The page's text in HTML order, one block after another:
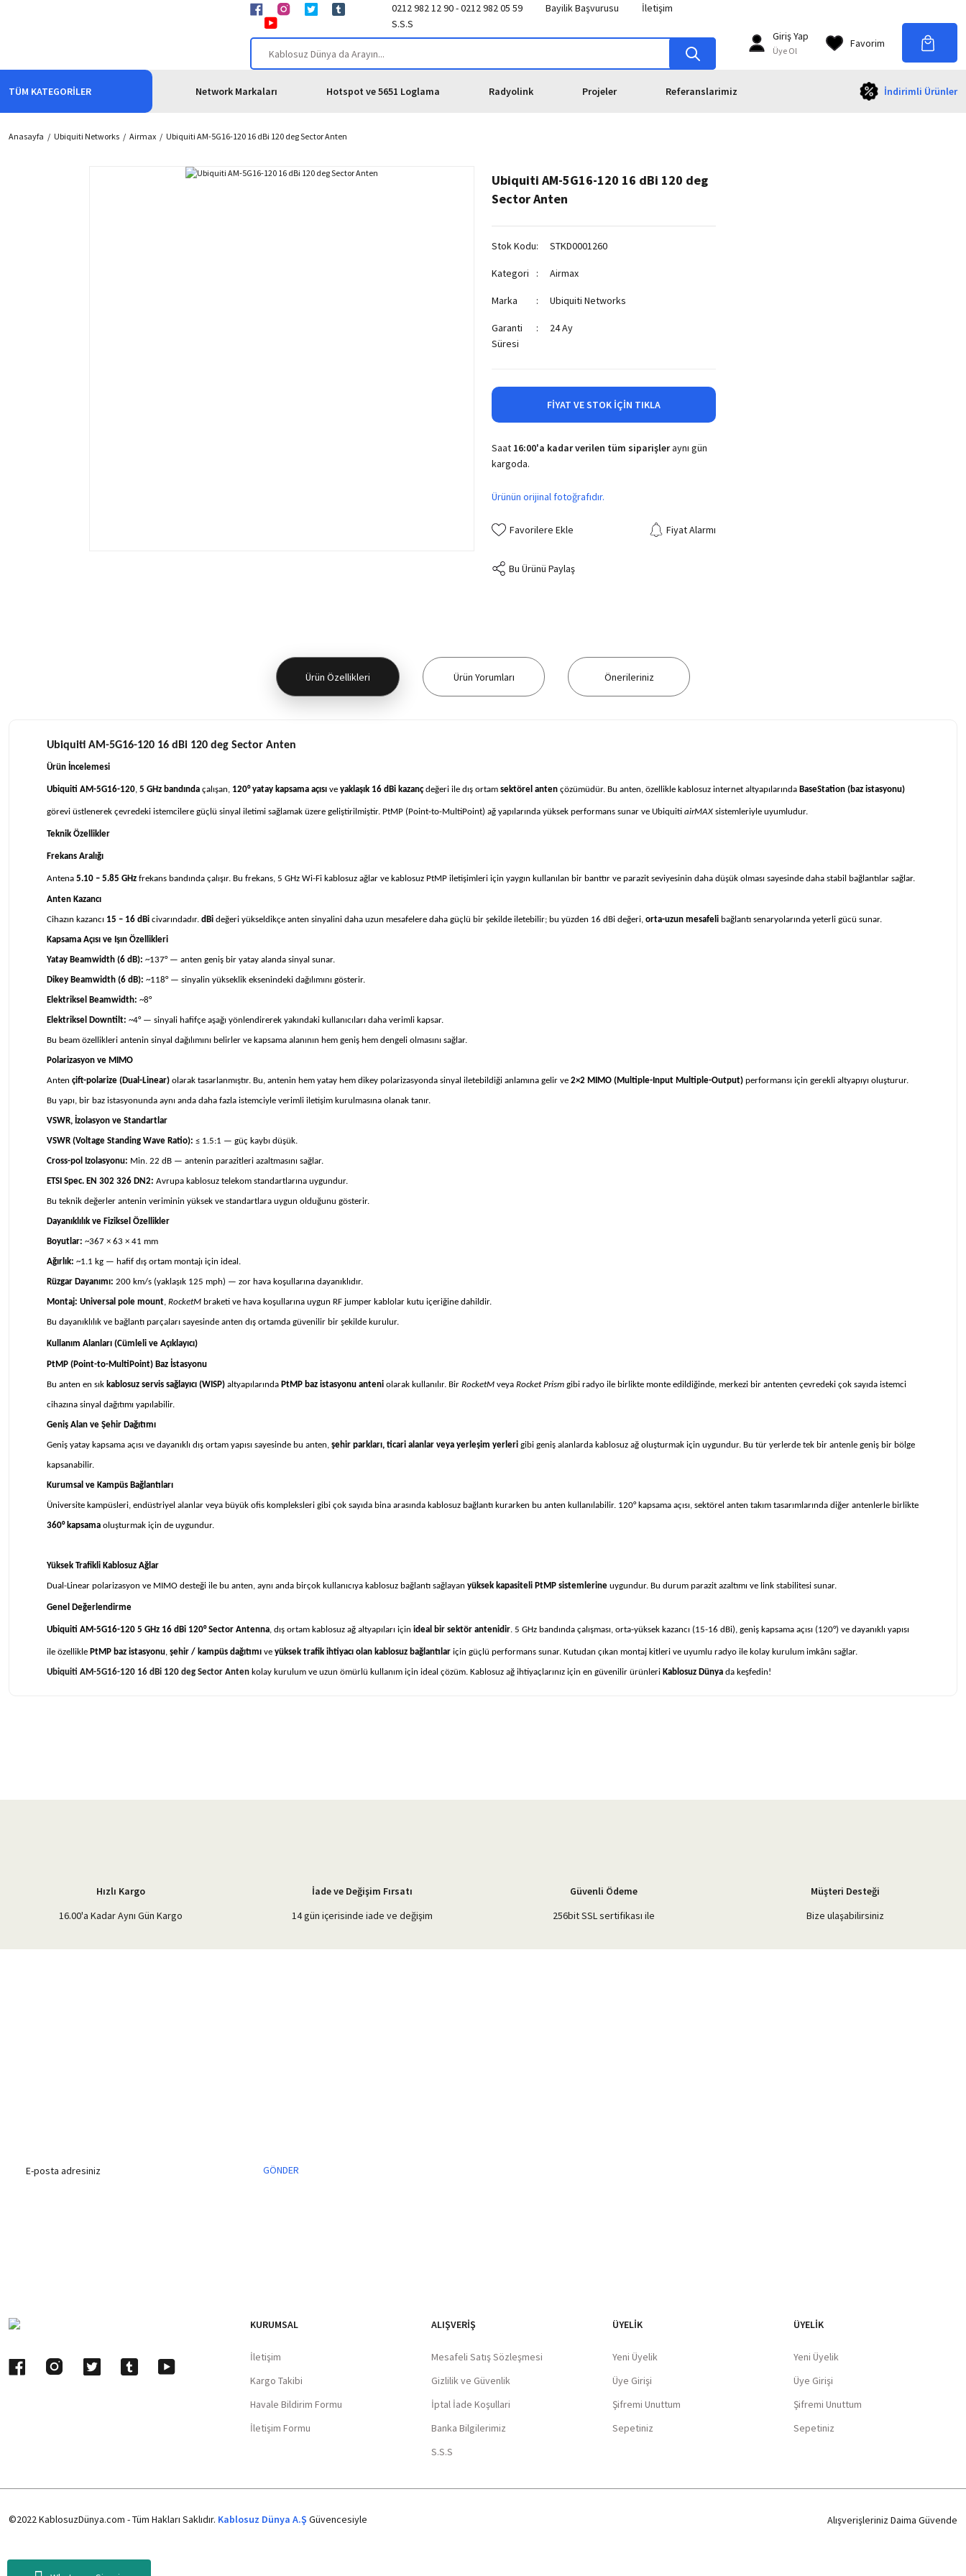
0212 982 12 90 - 0212 982 05 59 Bayilik Başvurusu
İletişim
S.S.S
Giriş Yap
Üye Ol
Favorim
TÜM KATEGORİLER Network Markaları Hotspot ve 5651 Loglama Radyolink Projeler Referanslarimiz İndirimli Ürünler
Anasayfa Ubiquiti Networks Airmax Ubiquiti AM-5G16-120 16 dBi 120 deg Sector Anten
Ubiquiti AM-5G16-120 16 dBi 120 deg
Sector Anten
Stok Kodu STKD0001260
Kategori Airmax
Marka Ubiquiti Networks
Garanti
Süresi
24 Ay
FIYAT VE STOK İÇIN TIKLA
Saat 16:00'a kadar verilen tüm siparişleraynı gün
kargoda.
Ürünün orijinal fotoğrafıdır.
Fiyat Alarmı
Bu Ürünü Paylaş
Ürün Özellikleri Ürün Yorumları Önerileriniz
Ubiquiti AM-5G16-120 16 dBi 120 deg Sector Anten
Ürün İncelemesi
Ubiquiti AM-5G16-120, 5 GHz bandında çalışan, 120° yatay kapsama açısı ve yaklaşık 16 dBi kazançdeğeri ile dış ortam sektörel anten çözümüdür. Bu anten, özellikle kablosuz internet altyapılarında BaseStation (baz istasyonu)
görevi üstlenerek çevredeki istemcilere güçlü sinyal iletimi sağlamak üzere geliştirilmiştir. PtMP (Point-to-MultiPoint) ağ yapılarında yüksek performans sunar ve Ubiquiti airMAX sistemleriyle uyumludur.
Teknik Özellikler
Frekans Aralığı
Antena 5.10 – 5.85 GHz frekans bandında çalışır. Bu frekans, 5 GHz Wi-Fi kablosuz ağlar ve kablosuz PtMP iletişimleri için yaygın kullanılan bir banttır ve parazit seviyesinin daha düşük olması sayesinde daha stabil bağlantılar sağlar.
Anten Kazancı
Cihazın kazancı 15 – 16 dBi civarındadır. dBi değeri yükseldikçe anten sinyalini daha uzun mesafelere daha güçlü bir şekilde iletebilir; bu yüzden 16 dBi değeri, orta-uzun mesafeli bağlantı senaryolarında yeterli gücü sunar.
Kapsama Açısı ve Işın Özellikleri
Yatay Beamwidth (6 dB): ~137° — anten geniş bir yatay alanda sinyal sunar.
Dikey Beamwidth (6 dB): ~118° — sinyalin yükseklik eksenindeki dağılımını gösterir.
Elektriksel Beamwidth: ~8°
Elektriksel Downtilt: ~4° — sinyali hafifçe aşağı yönlendirerek yakındaki kullanıcıları daha verimli kapsar.
Bu beam özellikleri antenin sinyal dağılımını belirler ve kapsama alanının hem geniş hem dengeli olmasını sağlar.
Polarizasyon ve MIMO
Anten çift-polarize (Dual-Linear) olarak tasarlanmıştır. Bu, antenin hem yatay hem dikey polarizasyonda sinyal iletebildiği anlamına gelir ve 2×2 MIMO (Multiple-Input Multiple-Output) performansı için gerekli altyapıyı oluşturur.
Bu yapı, bir baz istasyonunda aynı anda daha fazla istemciyle verimli iletişim kurulmasına olanak tanır.
VSWR, İzolasyon ve Standartlar
VSWR (Voltage Standing Wave Ratio): ≤ 1.5:1 — güç kaybı düşük.
Cross-pol Izolasyonu: Min. 22 dB — antenin parazitleri azaltmasını sağlar.
ETSI Spec. EN 302 326 DN2: Avrupa kablosuz telekom standartlarına uygundur.
Bu teknik değerler antenin veriminin yüksek ve standartlara uygun olduğunu gösterir.
Dayanıklılık ve Fiziksel Özellikler
Boyutlar: ~367 × 63 × 41 mm
Ağırlık: ~1.1 kg — hafif dış ortam montajı için ideal.
Rüzgar Dayanımı: 200 km/s (yaklaşık 125 mph) — zor hava koşullarına dayanıklıdır.
Montaj: Universal pole mount, RocketM braketi ve hava koşullarına uygun RF jumper kablolar kutu içeriğine dahildir.
Bu dayanıklılık ve bağlantı parçaları sayesinde anten dış ortamda güvenilir bir şekilde kurulur.
Kullanım Alanları (Cümleli ve Açıklayıcı)
PtMP (Point-to-MultiPoint) Baz İstasyonu
Bu anten en sık kablosuz servis sağlayıcı (WISP) altyapılarında PtMP baz istasyonu anteni olarak kullanılır. Bir RocketM veya Rocket Prism gibi radyo ile birlikte monte edildiğinde, merkezi bir antenten çevredeki çok sayıda istemci
cihazına sinyal dağıtımı yapılabilir.
Geniş Alan ve Şehir Dağıtımı
Geniş yatay kapsama açısı ve dayanıklı dış ortam yapısı sayesinde bu anten, şehir parkları, ticari alanlar veya yerleşim yerleri gibi geniş alanlarda kablosuz ağ oluşturmak için uygundur. Bu tür yerlerde tek bir antenle geniş bir bölge
kapsanabilir.
Kurumsal ve Kampüs Bağlantıları
Üniversite kampüsleri, endüstriyel alanlar veya büyük ofis kompleksleri gibi çok sayıda bina arasında kablosuz bağlantı kurarken bu anten kullanılabilir. 120° kapsama açısı, sektörel anten takım tasarımlarında diğer antenlerle birlikte
360° kapsama oluşturmak için de uygundur.
Yüksek Trafikli Kablosuz Ağlar
Dual-Linear polarizasyon ve MIMO desteği ile bu anten, aynı anda birçok kullanıcıya kablosuz bağlantı sağlayan yüksek kapasiteli PtMP sistemlerine uygundur. Bu durum parazit azaltımı ve link stabilitesi sunar.
Genel Değerlendirme
Ubiquiti AM-5G16-120 5 GHz 16 dBi 120° Sector Antenna, dış ortam kablosuz ağ altyapıları için ideal bir sektör antenidir. 5 GHz bandında çalışması, orta-yüksek kazancı (15-16 dBi), geniş kapsama açısı (120°) ve dayanıklı yapısı
ile özellikle PtMP baz istasyonu, şehir / kampüs dağıtımı ve yüksek trafik ihtiyacı olan kablosuz bağlantılar için güçlü performans sunar. Kutudan çıkan montaj kitleri ve uyumlu radyo ile kolay kurulum imkânı sağlar.
Ubiquiti AM-5G16-120 16 dBi 120 deg Sector Anten kolay kurulum ve uzun ömürlü kullanım için ideal çözüm. Kablosuz ağ ihtiyaçlarınız için en güvenilir ürünleri Kablosuz Dünya da keşfedin!
Hızlı Kargo
16.00'a Kadar Aynı Gün Kargo
İade ve Değişim Fırsatı
14 gün içerisinde iade ve değişim
Güvenli Ödeme
256bit SSL sertifikası ile
Müşteri Desteği
Bize ulaşabilirsiniz
GÖNDER
KURUMSAL
İletişim
Kargo Takibi
Havale Bildirim Formu
İletişim Formu
ALIŞVERIŞ
Mesafeli Satış Sözleşmesi
Gizlilik ve Güvenlik
İptal İade Koşullari
Banka Bilgilerimiz
S.S.S
ÜYELİK
Yeni Üyelik
Üye Girişi
Şifremi Unuttum
Sepetiniz
ÜYELİK
Yeni Üyelik
Üye Girişi
Şifremi Unuttum
Sepetiniz
©2022 KablosuzDünya.com - Tüm Hakları Saklıdır. Kablosuz Dünya A.Ş Güvencesiyle Alışverişleriniz Daima Güvende